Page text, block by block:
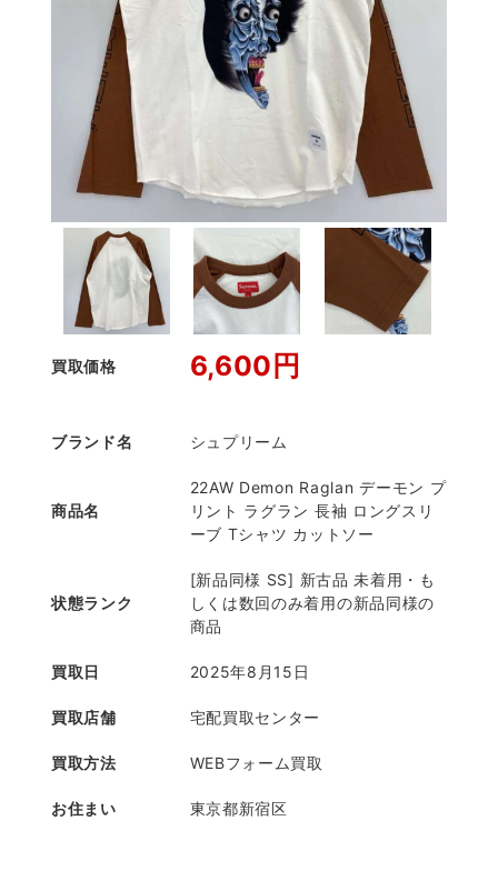
買取価格 6,600円
ブランド名 シュプリーム
商品名
22AW Demon Raglan デーモン プ
リント ラグラン 長袖 ロングスリ
ーブ Tシャツ カットソー
状態ランク
[新品同様 SS] 新古品 未着用・も
しくは数回のみ着用の新品同様の
商品
買取日 2025年8月15日
買取店舗 宅配買取センター
買取方法 WEBフォーム買取
お住まい 東京都新宿区